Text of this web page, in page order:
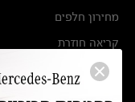
מחירון חלפים
קריאה חוזרת
הודעה על הטבות לרכבי